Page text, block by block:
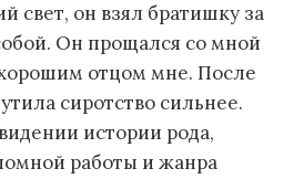
свет, он взял братишку за
Он прощался со мной
отцом мне. После
сиротство сильнее.
истории рода,
работы и жанра